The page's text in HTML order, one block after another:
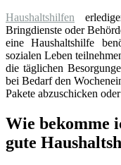
Haushaltshilfen
Bringdienste oder
eine Haushaltshilfe
sozialen Leben
die täglichen
bei Bedarf den
Pakete abzuschicken
Wie bekomme
gute